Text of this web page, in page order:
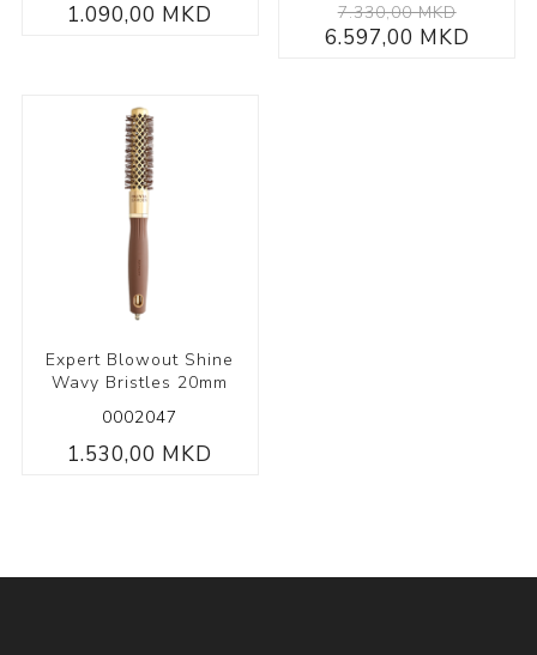
1.090,00 MKD
7.330,00 MKD
6.597,00 MKD
Expert Blowout Shine
Wavy Bristles 20mm
0002047
1.530,00 MKD